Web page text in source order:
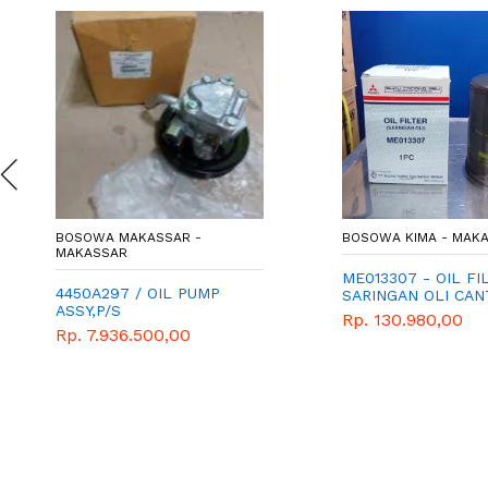
BOSOWA MAKASSAR -
MAKASSAR
4450A297 / OIL PUMP
ASSY,P/S
Rp. 7.936.500,00
BOSOWA KIMA -
ME013307 - OIL
SARINGAN OLI
FE 7
Rp. 130.980,00